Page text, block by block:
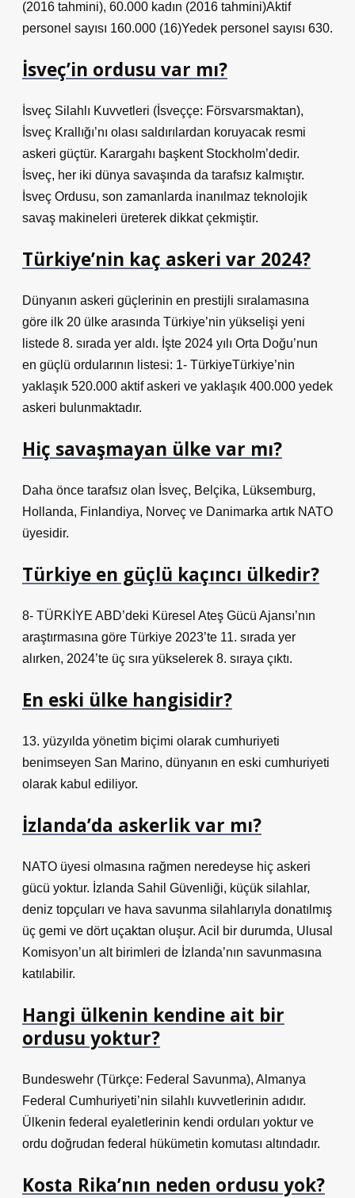
(2016 tahmini), 60.000 kadın (2016 tahmini)Aktif
personel sayısı 160.000 (16)Yedek personel sayısı 630.
İsveç’in ordusu var mı?
İsveç Silahlı Kuvvetleri (İsveççe: Försvarsmaktan),
İsveç Krallığı’nı olası saldırılardan koruyacak resmi
askeri güçtür. Karargahı başkent Stockholm’dedir.
İsveç, her iki dünya savaşında da tarafsız kalmıştır.
İsveç Ordusu, son zamanlarda inanılmaz teknolojik
savaş makineleri üreterek dikkat çekmiştir.
Türkiye’nin kaç askeri var 2024?
Dünyanın askeri güçlerinin en prestijli sıralamasına
göre ilk 20 ülke arasında Türkiye’nin yükselişi yeni
listede 8. sırada yer aldı. İşte 2024 yılı Orta Doğu’nun
en güçlü ordularının listesi: 1- TürkiyeTürkiye’nin
yaklaşık 520.000 aktif askeri ve yaklaşık 400.000 yedek
askeri bulunmaktadır.
Hiç savaşmayan ülke var mı?
Daha önce tarafsız olan İsveç, Belçika, Lüksemburg,
Hollanda, Finlandiya, Norveç ve Danimarka artık NATO
üyesidir.
Türkiye en güçlü kaçıncı ülkedir?
8- TÜRKİYE ABD’deki Küresel Ateş Gücü Ajansı’nın
araştırmasına göre Türkiye 2023’te 11. sırada yer
alırken, 2024’te üç sıra yükselerek 8. sıraya çıktı.
En eski ülke hangisidir?
13. yüzyılda yönetim biçimi olarak cumhuriyeti
benimseyen San Marino, dünyanın en eski cumhuriyeti
olarak kabul ediliyor.
İzlanda’da askerlik var mı?
NATO üyesi olmasına rağmen neredeyse hiç askeri
gücü yoktur. İzlanda Sahil Güvenliği, küçük silahlar,
deniz topçuları ve hava savunma silahlarıyla donatılmış
üç gemi ve dört uçaktan oluşur. Acil bir durumda, Ulusal
Komisyon’un alt birimleri de İzlanda’nın savunmasına
katılabilir.
Hangi ülkenin kendine ait bir
ordusu yoktur?
Bundeswehr (Türkçe: Federal Savunma), Almanya
Federal Cumhuriyeti’nin silahlı kuvvetlerinin adıdır.
Ülkenin federal eyaletlerinin kendi orduları yoktur ve
ordu doğrudan federal hükümetin komutası altındadır.
Kosta Rika’nın neden ordusu yok?